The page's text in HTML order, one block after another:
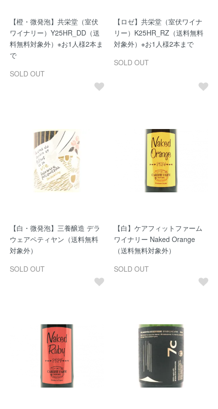
【橙・微発泡】共栄堂（室伏
ワイナリー）Y25HR_DD（送
料無料対象外）※お1人様2本ま
で
SOLD OUT
【ロゼ】共栄堂（室伏ワイナ
リー）K25HR_RZ（送料無料
対象外）※お1人様2本まで
SOLD OUT
【白・微発泡】三養醸造 デラ
ウェアペティヤン（送料無料
対象外）
SOLD OUT
【白】ケアフィットファーム
ワイナリー Naked Orange
（送料無料対象外）
SOLD OUT